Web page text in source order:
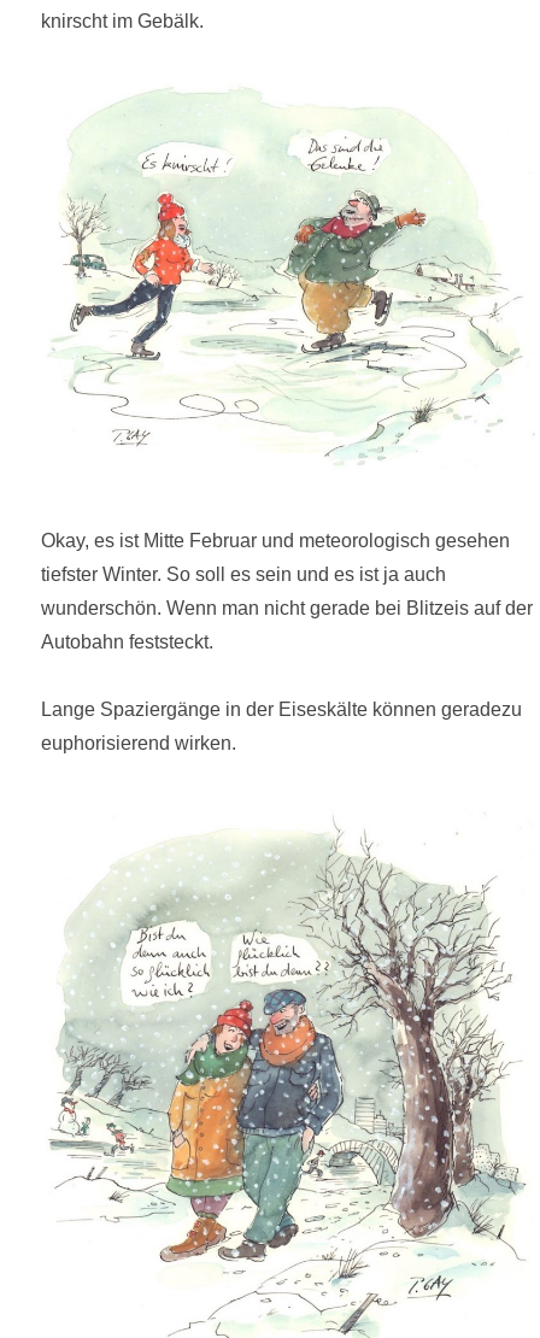
knirscht im Gebälk.
Okay, es ist Mitte Februar und meteorologisch gesehen
tiefster Winter. So soll es sein und es ist ja auch
wunderschön. Wenn man nicht gerade bei Blitzeis auf der
Autobahn feststeckt.
Lange Spaziergänge in der Eiseskälte können geradezu
euphorisierend wirken.